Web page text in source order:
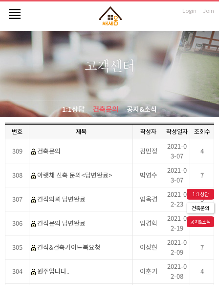
Login Join
1:1상담 건축문의 공지&소식
1:1상담
건축문의
공지&소식
번호 제목 작성자 작성일자 조회수
309 건축문의 김민정
2021-0
3-07
4
308 아랫채 신축 문의<답변완료> 박영수
2021-0
3-07
7
307 견적의뢰 답변완료 엄옥경
2021-0
2-23
5
306 견적문의 답변완료 임경혁
2021-0
2-19
8
305 견적&건축가이드북요청 이장현
2021-0
2-09
7
304 원주입니다.. 이춘기
2021-0
2-08
4